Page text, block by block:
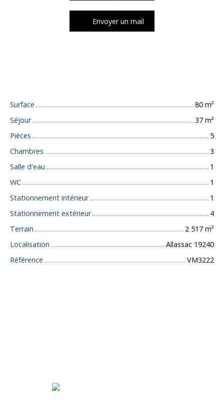
Envoyer un mail
Surface 80 m²
Séjour
37 m²
Pièces
5
Chambres
3
Salle d'eau
1
WC
1
Stationnement intérieur
1
Stationnement extérieur
4
Terrain
2 517 m²
Localisation
Allassac 19240
Référence
VM3222